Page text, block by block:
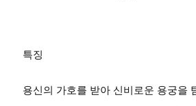
특징
용신의 가호를 받아 신비로운 용궁을